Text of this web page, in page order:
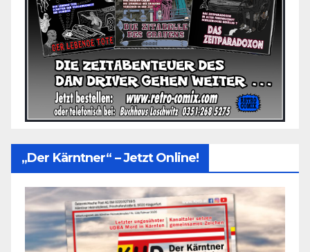
„Der Kärntner“ – Jetzt Online!